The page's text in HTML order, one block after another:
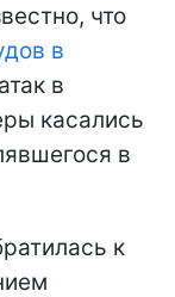
что
в
в
касались
в
к